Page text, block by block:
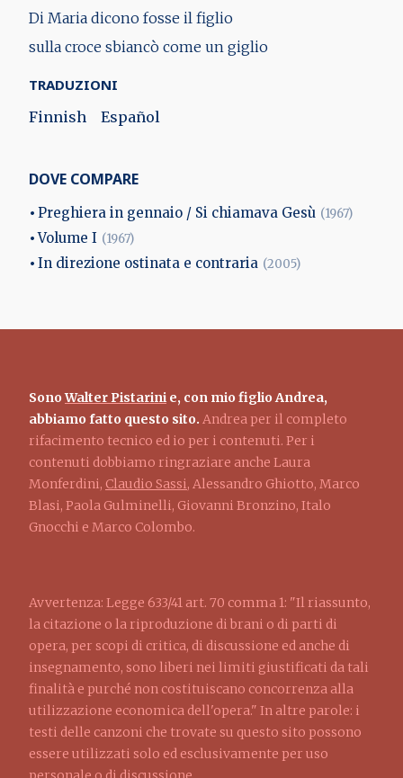
Di Maria dicono fosse il figlio
sulla croce sbiancò come un giglio
TRADUZIONI
Finnish
Español
DOVE COMPARE
Preghiera in gennaio / Si chiamava Gesù (1967)
Volume I (1967)
In direzione ostinata e contraria (2005)
SonoWalter Pistarini e, con mio figlio Andrea,
abbiamo fatto questo sito. Andrea per il completo
rifacimento tecnico ed io per i contenuti. Per i
contenuti dobbiamo ringraziare anche Laura
Monferdini, Claudio Sassi, Alessandro Ghiotto, Marco
Blasi, Paola Gulminelli, Giovanni Bronzino, Italo
Gnocchi e Marco Colombo.
Avvertenza: Legge 633/41 art. 70 comma 1: "Il riassunto,
la citazione o la riproduzione di brani o di parti di
opera, per scopi di critica, di discussione ed anche di
insegnamento, sono liberi nei limiti giustificati da tali
finalità e purché non costituiscano concorrenza alla
utilizzazione economica dell'opera." In altre parole: i
testi delle canzoni che trovate su questo sito possono
essere utilizzati solo ed esclusivamente per uso